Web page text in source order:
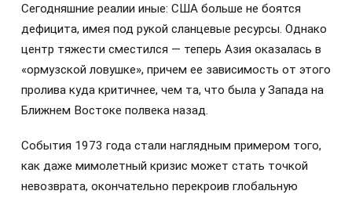
Сегодняшние реалии иные: США больше не боятся
дефицита, имея под рукой сланцевые ресурсы. Однако
центр тяжести сместился — теперь Азия оказалась в
«ормузской ловушке», причем ее зависимость от этого
пролива куда критичнее, чем та, что была у Запада на
Ближнем Востоке полвека назад.
События 1973 года стали наглядным примером того,
как даже мимолетный кризис может стать точкой
невозврата, окончательно перекроив глобальную